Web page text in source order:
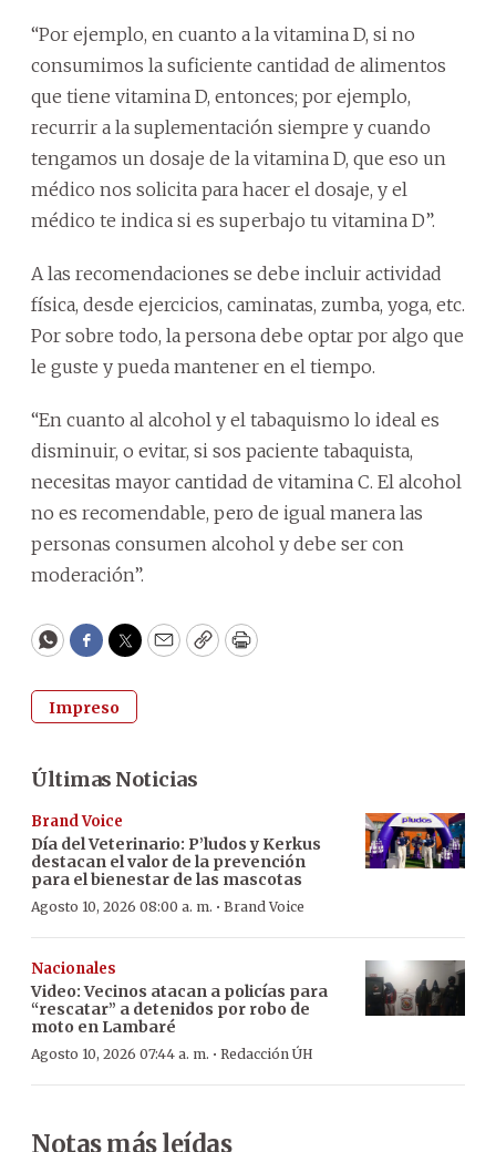
“Por ejemplo, en cuanto a la vitamina D, si no
consumimos la suficiente cantidad de alimentos
que tiene vitamina D, entonces; por ejemplo,
recurrir a la suplementación siempre y cuando
tengamos un dosaje de la vitamina D, que eso un
médico nos solicita para hacer el dosaje, y el
médico te indica si es superbajo tu vitamina D”.
A las recomendaciones se debe incluir actividad
física, desde ejercicios, caminatas, zumba, yoga, etc.
Por sobre todo, la persona debe optar por algo que
le guste y pueda mantener en el tiempo.
“En cuanto al alcohol y el tabaquismo lo ideal es
disminuir, o evitar, si sos paciente tabaquista,
necesitas mayor cantidad de vitamina C. El alcohol
no es recomendable, pero de igual manera las
personas consumen alcohol y debe ser con
moderación”.
WhatsApp
Facebook
Twitter
EmailCopyPrint
Impreso
Últimas Noticias
Brand Voice
Día del Veterinario: P’ludos y Kerkus
destacan el valor de la prevención
para el bienestar de las mascotas
Agosto 10, 2026 08:00 a. m. · Brand Voice
Nacionales
Video: Vecinos atacan a policías para
“rescatar” a detenidos por robo de
moto en Lambaré
Agosto 10, 2026 07:44 a. m. · Redacción ÚH
Notas más leídas